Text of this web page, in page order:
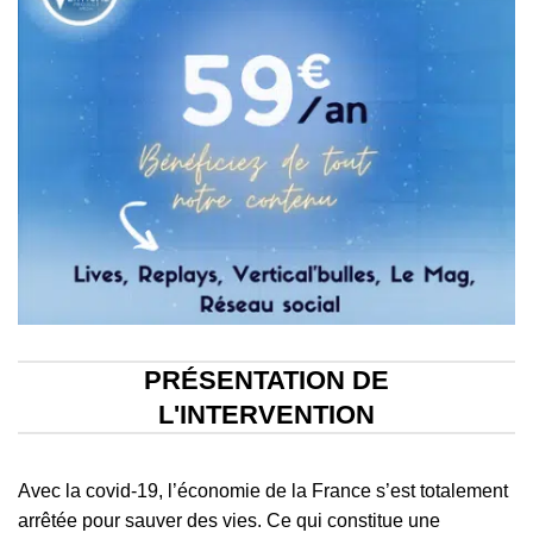
PRÉSENTATION DE
L'INTERVENTION
Avec la covid-19, l’économie de la France s’est totalement
arrêtée pour sauver des vies. Ce qui constitue une